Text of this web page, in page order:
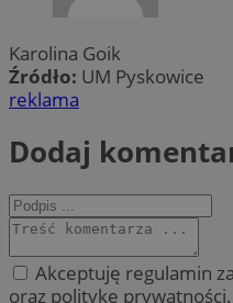
Karolina Goik
Źródło: UM Pyskowice
reklama
Dodaj
Akceptuję regulamin
oraz politykę prywatności.